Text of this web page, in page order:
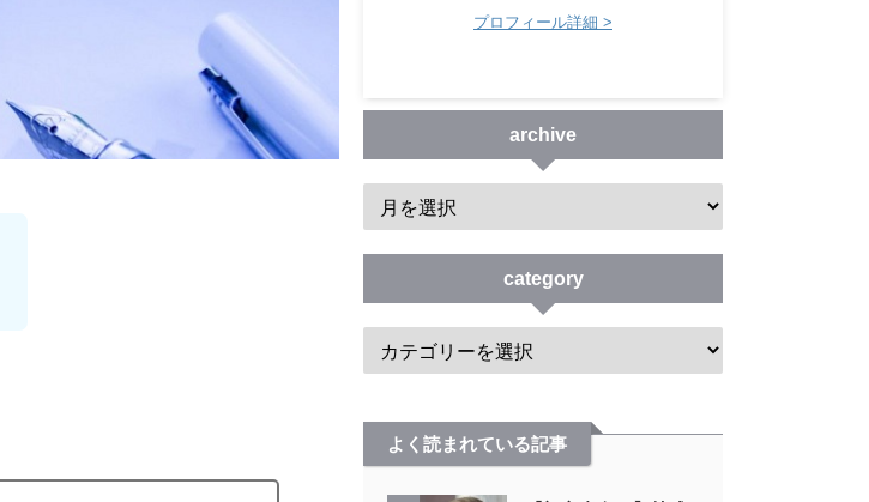
プロフィール詳細 >
archive
category
よく読まれている記事